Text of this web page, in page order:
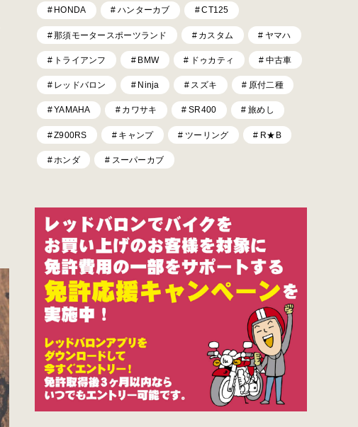
HONDA ハンターカブ CT125
那須モータースポーツランド カスタム ヤマハ
トライアンフ BMW ドゥカティ 中古車
レッドバロン Ninja スズキ 原付二種
YAMAHA カワサキ SR400 旅めし
Z900RS キャンプ ツーリング R★B
ホンダ スーパーカブ